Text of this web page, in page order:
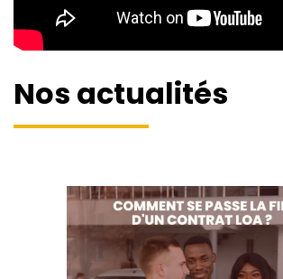
Nos actualités